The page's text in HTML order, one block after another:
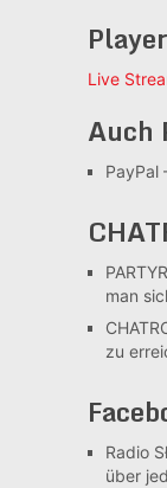
Player
Live
Auch
PayPal
man
zu
Radio
über